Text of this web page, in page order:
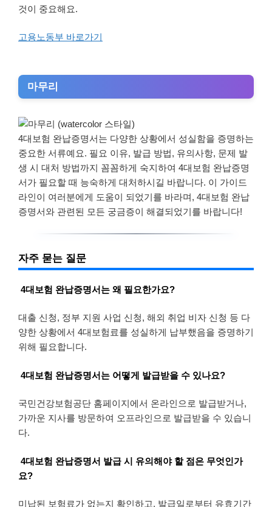
것이 중요해요.
고용노동부 바로가기
마무리
4대보험 완납증명서는 다양한 상황에서 성실함을 증명하는
중요한 서류예요. 필요 이유, 발급 방법, 유의사항, 문제 발
생 시 대처 방법까지 꼼꼼하게 숙지하여 4대보험 완납증명
서가 필요할 때 능숙하게 대처하시길 바랍니다. 이 가이드
라인이 여러분에게 도움이 되었기를 바라며, 4대보험 완납
증명서와 관련된 모든 궁금증이 해결되었기를 바랍니다!
자주 묻는 질문
4대보험 완납증명서는 왜 필요한가요?
대출 신청, 정부 지원 사업 신청, 해외 취업 비자 신청 등 다
양한 상황에서 4대보험료를 성실하게 납부했음을 증명하기
위해 필요합니다.
4대보험 완납증명서는 어떻게 발급받을 수 있나요?
국민건강보험공단 홈페이지에서 온라인으로 발급받거나,
가까운 지사를 방문하여 오프라인으로 발급받을 수 있습니
다.
4대보험 완납증명서 발급 시 유의해야 할 점은 무엇인가
요?
미납된 보험료가 없는지 확인하고, 발급일로부터 유효기간